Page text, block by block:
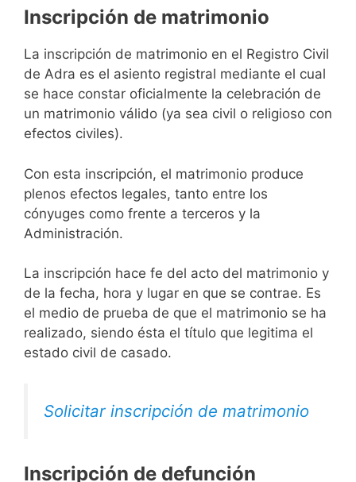
Inscripción de matrimonio
La inscripción de matrimonio en el Registro Civil
de Adra es el asiento registral mediante el cual
se hace constar oficialmente la celebración de
un matrimonio válido (ya sea civil o religioso con
efectos civiles).
Con esta inscripción, el matrimonio produce
plenos efectos legales, tanto entre los
cónyuges como frente a terceros y la
Administración.
La inscripción hace fe del acto del matrimonio y
de la fecha, hora y lugar en que se contrae. Es
el medio de prueba de que el matrimonio se ha
realizado, siendo ésta el título que legitima el
estado civil de casado.
Solicitar inscripción de matrimonio
Inscripción de defunción